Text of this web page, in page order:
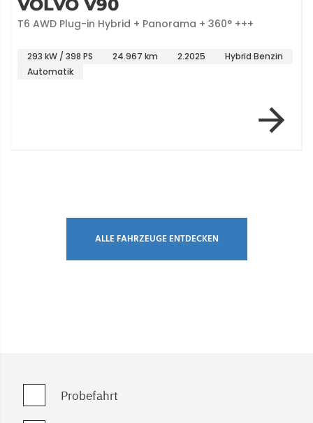
VOLVO V90
T6 AWD Plug-in Hybrid + Panorama + 360° +++
293 kW / 398 PS 24.967 km 2.2025
Hybrid Benzin
Automatik
ALLE FAHRZEUGE ENTDECKEN
Probefahrt